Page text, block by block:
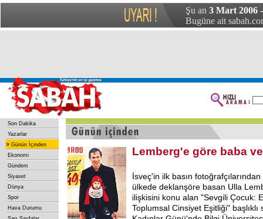
Şu an 3 Mart 2006
Bugüne ait
Son Dakika
Yazarlar
» Günün İçinden
Ekonomi
Gündem
Siyaset
Dünya
Spor
Hava Durumu
Lemberg'e göre baba
İsveç'in ilk basın
ülkede deklanşöre basan Ulla
ilişkisini konu alan "Sevgili Çocuk:
Toplumsal Cinsiyet Eşitliği"